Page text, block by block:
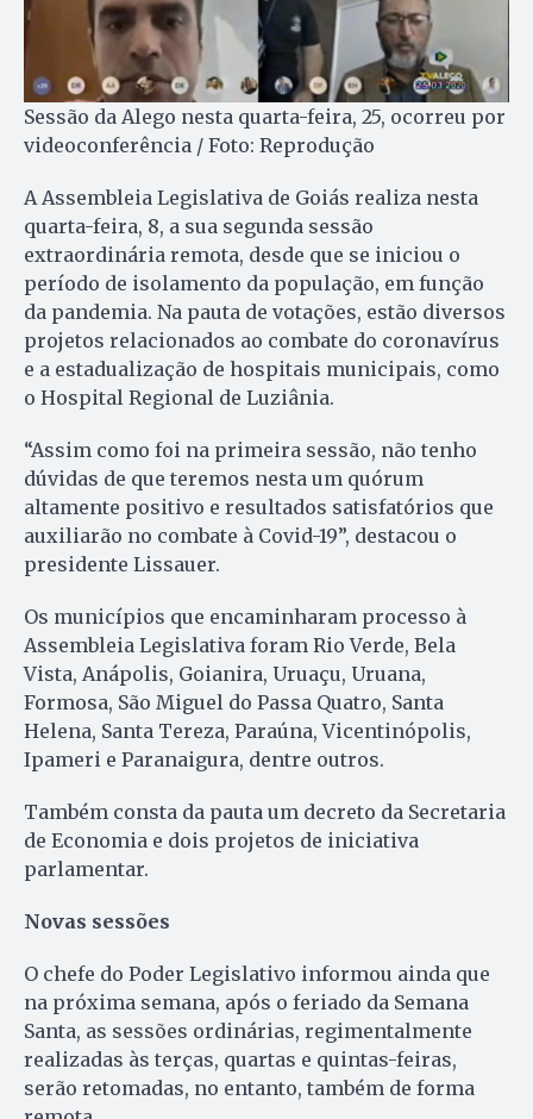
Sessão da Alego nesta quarta-feira, 25, ocorreu por
videoconferência / Foto: Reprodução
A Assembleia Legislativa de Goiás realiza nesta
quarta-feira, 8, a sua segunda sessão
extraordinária remota, desde que se iniciou o
período de isolamento da população, em função
da pandemia. Na pauta de votações, estão diversos
projetos relacionados ao combate do coronavírus
e a estadualização de hospitais municipais, como
o Hospital Regional de Luziânia.
“Assim como foi na primeira sessão, não tenho
dúvidas de que teremos nesta um quórum
altamente positivo e resultados satisfatórios que
auxiliarão no combate à Covid-19”, destacou o
presidente Lissauer.
Os municípios que encaminharam processo à
Assembleia Legislativa foram Rio Verde, Bela
Vista, Anápolis, Goianira, Uruaçu, Uruana,
Formosa, São Miguel do Passa Quatro, Santa
Helena, Santa Tereza, Paraúna, Vicentinópolis,
Ipameri e Paranaigura, dentre outros.
Também consta da pauta um decreto da Secretaria
de Economia e dois projetos de iniciativa
parlamentar.
Novas sessões
O chefe do Poder Legislativo informou ainda que
na próxima semana, após o feriado da Semana
Santa, as sessões ordinárias, regimentalmente
realizadas às terças, quartas e quintas-feiras,
serão retomadas, no entanto, também de forma